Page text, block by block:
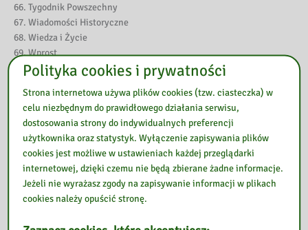
Tygodnik Powszechny
Wiadomości Historyczne
Wiedza i Życie
Wprost
Wychowanie Fizyczne i Sport
Wychowanie Fizyczne i Zdrowotne
Wychowanie Muzyczne
Wychowanie na Co Dzień
Wychowanie w Przedszkolu
Wychowawca
Zagadnienia Informacji Naukowej
Zeszyty Literackie
Znak
Zwierciadło
Polityka cookies i prywatności
Strona internetowa używa plików cookies (tzw. ciasteczka) w
celu niezbędnym do prawidłowego działania serwisu,
dostosowania strony do indywidualnych preferencji
użytkownika oraz statystyk. Wyłączenie zapisywania plików
cookies jest możliwe w ustawieniach każdej przeglądarki
internetowej, dzięki czemu nie będą zbierane żadne informacje.
Jeżeli nie wyrażasz zgody na zapisywanie informacji w plikach
cookies należy opuścić stronę.